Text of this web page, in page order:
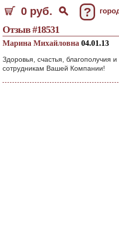
0 руб. ?
Отзыв #18531
Марина Михайловна 04.01.13
Здоровья, счастья, благополучия
сотрудникам Вашей Компании!